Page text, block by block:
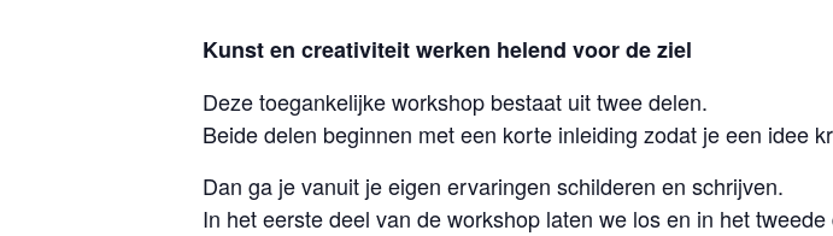
Kunst en creativiteit werken helend voor de ziel
Deze toegankelijke workshop bestaat uit twee delen.
Beide delen beginnen met een korte inleiding zodat je een idee
Dan ga je vanuit je eigen ervaringen schilderen en schrijven.
In het eerste deel van de workshop laten we los en in het